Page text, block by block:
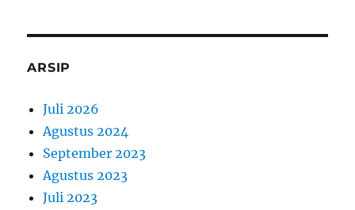
ARSIP
Juli 2026
Agustus 2024
September 2023
Agustus 2023
Juli 2023